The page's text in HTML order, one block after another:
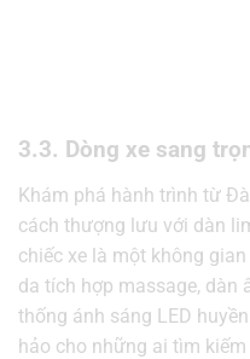
3.3. Dòng xe sang
Khám phá hành trình từ
cách thượng lưu với dàn
chiếc xe là một không
da tích hợp massage, dàn
thống ánh sáng LED
hảo cho những ai tìm